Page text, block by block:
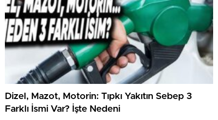
Dizel, Mazot, Motorin: Tıpkı Yakıtın Sebep 3
Farklı İsmi Var? İşte Nedeni